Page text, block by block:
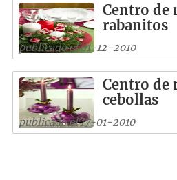
Centro de
rabanitos
publicado el 01-12-2010
Centro de
cebollas
publicado el 17-01-2010